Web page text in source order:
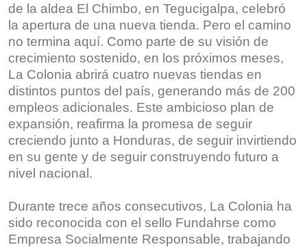
de la aldea El Chimbo, en Tegucigalpa, celebró
la apertura de una nueva tienda. Pero el camino
no termina aquí. Como parte de su visión de
crecimiento sostenido, en los próximos meses,
La Colonia abrirá cuatro nuevas tiendas en
distintos puntos del país, generando más de 200
empleos adicionales. Este ambicioso plan de
expansión, reafirma la promesa de seguir
creciendo junto a Honduras, de seguir invirtiendo
en su gente y de seguir construyendo futuro a
nivel nacional.
Durante trece años consecutivos, La Colonia ha
sido reconocida con el sello Fundahrse como
Empresa Socialmente Responsable, trabajando